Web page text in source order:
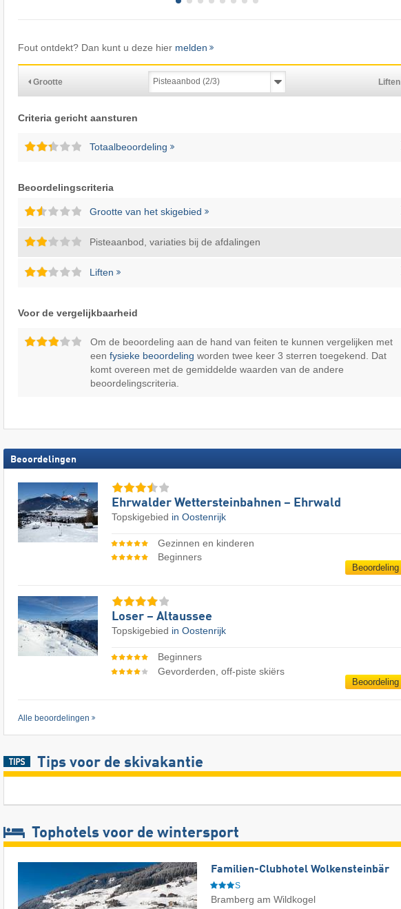
Fout ontdekt? Dan kunt u deze hier melden
Grootte Liften
Criteria gericht aansturen
Totaalbeoordeling
Beoordelingscriteria
Grootte van het skigebied
Pisteaanbod, variaties bij de afdalingen
Liften
Voor de vergelijkbaarheid
Om de beoordeling aan de hand van feiten te kunnen vergelijken met
een fysieke beoordeling worden twee keer 3 sterren toegekend. Dat
komt overeen met de gemiddelde waarden van de andere
beoordelingscriteria.
Beoordelingen
Ehrwalder Wettersteinbahnen – Ehrwald
Topskigebied in Oostenrijk
Gezinnen en kinderen
Beginners
Beoordeling
Loser – Altaussee
Topskigebied in Oostenrijk
Beginners
Gevorderden, off-piste skiërs
Beoordeling
Alle beoordelingen
Tips voor de skivakantie
Tophotels voor de wintersport
Familien-Clubhotel Wolkensteinbär
S
Bramberg am Wildkogel